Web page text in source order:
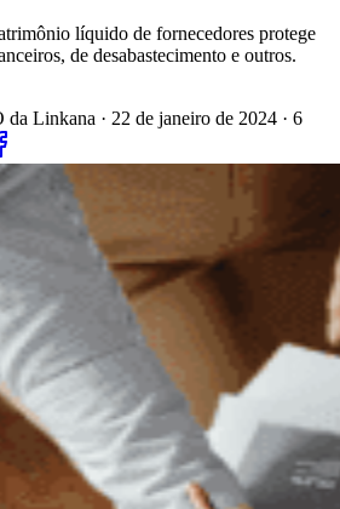
líquido de fornecedores protege
de desabastecimento e outros.
da Linkana · 22 de janeiro de 2024 · 6